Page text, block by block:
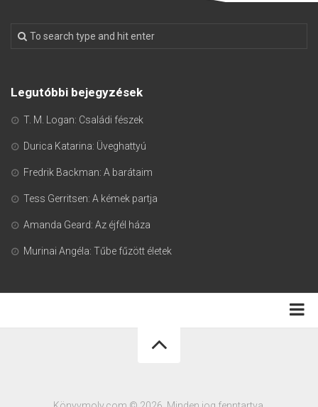
Legutóbbi bejegyzések
T. M. Logan: Családi fészek
Durica Katarina: Üveghattyú
Fredrik Backman: A barátaim
Tess Gerritsen: A kémek partja
Amanda Geard: Az éjfél háza
Murinai Angéla: Tűbe fűzött életek